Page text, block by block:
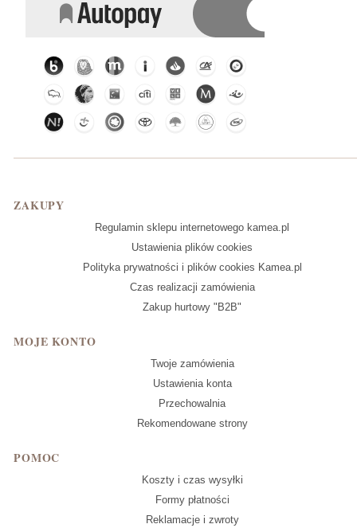
Linki w stopce
ZAKUPY
Regulamin sklepu internetowego kamea.pl
Ustawienia plików cookies
Polityka prywatności i plików cookies Kamea.pl
Czas realizacji zamówienia
Zakup hurtowy "B2B"
MOJE KONTO
Twoje zamówienia
Ustawienia konta
Przechowalnia
Rekomendowane strony
POMOC
Koszty i czas wysyłki
Formy płatności
Reklamacje i zwroty